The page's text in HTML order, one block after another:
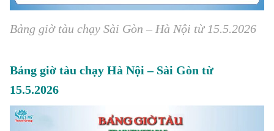
Bảng giờ tàu chạy Sài Gòn – Hà Nội từ 15.5.2026
Bảng giờ tàu chạy Hà Nội – Sài Gòn từ
15.5.2026